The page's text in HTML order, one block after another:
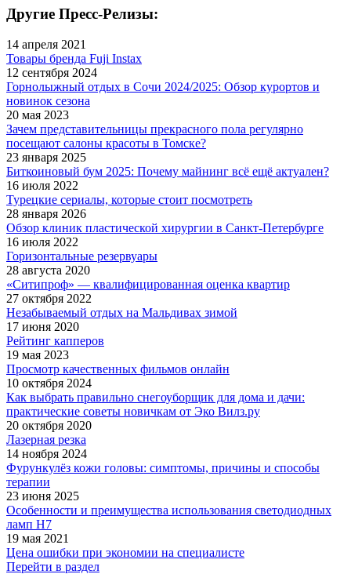
Другие Пресс-Релизы:
14 апреля 2021
Товары бренда Fuji Instax
12 сентября 2024
Горнолыжный отдых в Сочи 2024/2025: Обзор курортов и
новинок сезона
20 мая 2023
Зачем представительницы прекрасного пола регулярно
посещают салоны красоты в Томске?
23 января 2025
Биткоиновый бум 2025: Почему майнинг всё ещё актуален?
16 июля 2022
Турецкие сериалы, которые стоит посмотреть
28 января 2026
Обзор клиник пластической хирургии в Санкт-Петербурге
16 июля 2022
Горизонтальные резервуары
28 августа 2020
«Ситипроф» — квалифицированная оценка квартир
27 октября 2022
Незабываемый отдых на Мальдивах зимой
17 июня 2020
Рейтинг капперов
19 мая 2023
Просмотр качественных фильмов онлайн
10 октября 2024
Как выбрать правильно снегоуборщик для дома и дачи:
практические советы новичкам от Эко Вилз.ру
20 октября 2020
Лазерная резка
14 ноября 2024
Фурункулёз кожи головы: симптомы, причины и способы
терапии
23 июня 2025
Особенности и преимущества использования светодиодных
ламп H7
19 мая 2021
Цена ошибки при экономии на специалисте
Перейти в раздел